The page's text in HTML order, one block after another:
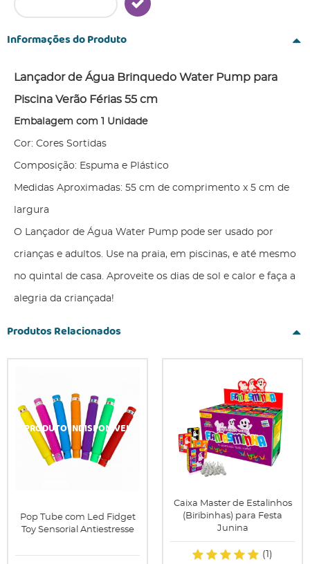
Informações do Produto
Lançador de Água Brinquedo Water Pump para
Piscina Verão Férias 55 cm
Embalagem com 1 Unidade
Cor: Cores Sortidas
Composição: Espuma e Plástico
Medidas Aproximadas: 55 cm de comprimento x 5 cm de
largura
O Lançador de Água Water Pump pode ser usado por
crianças e adultos. Use na praia, em piscinas, e até mesmo
no quintal de casa. Aproveite os dias de sol e calor e faça a
alegria da criançada!
Produtos Relacionados
Pop Tube com Led Fidget
Toy Sensorial Antiestresse
Caixa Master de Estalinhos
(Biribinhas) para Festa
Junina
(1)